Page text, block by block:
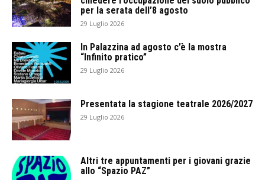
per la serata dell’8 agosto
29 Luglio 2026
In Palazzina ad agosto c’è la mostra
“Infinito pratico”
29 Luglio 2026
Presentata la stagione teatrale 2026/2027
29 Luglio 2026
Altri tre appuntamenti per i giovani grazie
allo “Spazio PAZ”